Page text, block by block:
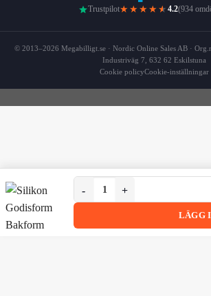
Trustpilot★★★★ ★ 4.2(934
© 2013–2026 Megabilligt.se · Nordic Online Sales AB ·
Industriväg 7, 632 62 Eskilstuna
Cookie policyCookie-inställningar
Silikon Godisform Bakform
Silikon Godisform Bakform
LÄGG